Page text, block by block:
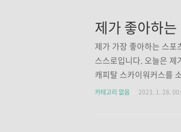
될거 같네요!) 벌써 주말
ㅠ_ㅠ 시간이 조금 천천
제가 가장 좋아하는 스
스스로입니다. 오늘은 제
캐피탈 스카이워커스를
를 좋아하게 된 계기는?
카테고리 없음 2023. 1. 28.